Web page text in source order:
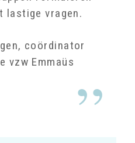
lastige vragen.
coördinator
vzw Emmaüs